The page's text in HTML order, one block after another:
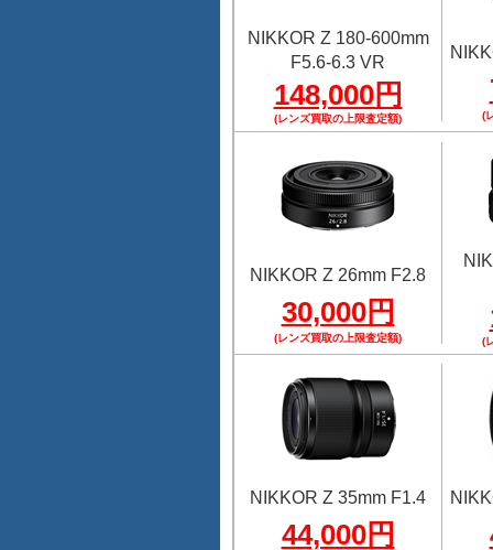
NIKKOR Z 180-600mm
F5.6-6.3 VR
148,000円
(レンズ買取の上限査定額) (
NIKKOR Z 26mm F2.8
30,000円
(レンズ買取の上限査定額) (
NIKKOR Z 35mm F1.4
44,000円